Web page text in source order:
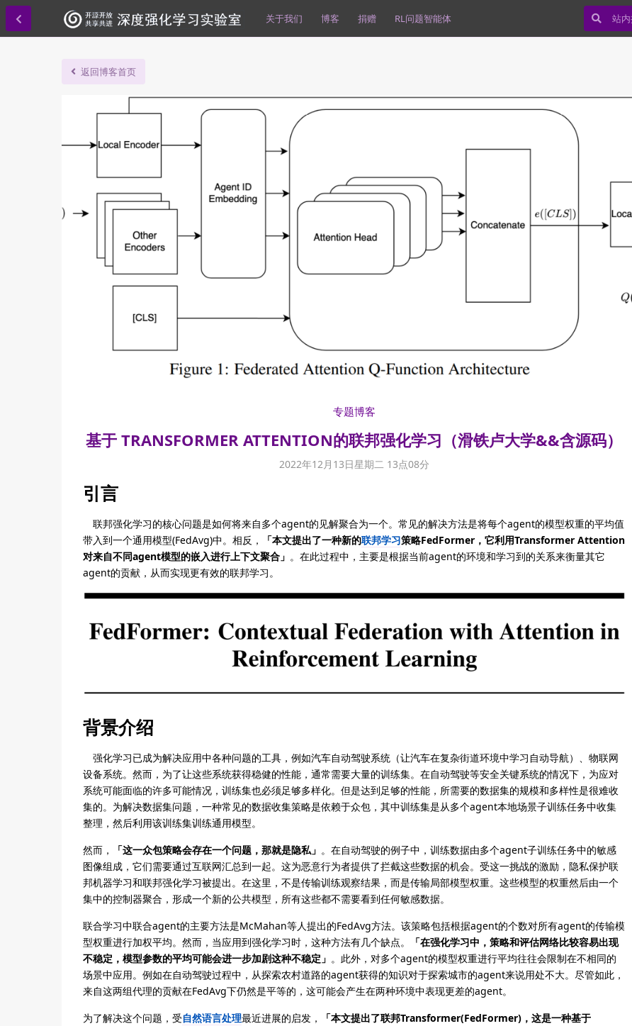
关于我们 博客 捐赠 RL问题智能体
返回博客首页
专题博客
基于 TRANSFORMER ATTENTION的联邦强化学习（滑铁卢大学&&含源码）
2022年12月13日星期二 13点08分
引言
联邦强化学习的核心问题是如何将来自多个agent的见解聚合为一个。常见的解决方法是将每个agent的模型权重的平均值
带入到一个通用模型(FedAvg)中。相反，
「本文提出了一种新的联邦学习策略FedFormer，它利用Transformer Attention
对来自不同agent模型的嵌入进行上下文聚合」 。在此过程中，主要是根据当前agent的环境和学习到的关系来衡量其它
agent的贡献，从而实现更有效的联邦学习。
背景介绍
强化学习已成为解决应用中各种问题的工具，例如汽车自动驾驶系统（让汽车在复杂街道环境中学习自动导航）、物联网
设备系统。然而，为了让这些系统获得稳健的性能，通常需要大量的训练集。在自动驾驶等安全关键系统的情况下，为应对
系统可能面临的许多可能情况，训练集也必须足够多样化。但是达到足够的性能，所需要的数据集的规模和多样性是很难收
集的。为解决数据集问题，一种常见的数据收集策略是依赖于众包，其中训练集是从多个agent本地场景子训练任务中收集
整理，然后利用该训练集训练通用模型。
然而，
「这一众包策略会存在一个问题，那就是隐私」 。在自动驾驶的例子中，训练数据由多个agent子训练任务中的敏感
图像组成，它们需要通过互联网汇总到一起。这为恶意行为者提供了拦截这些数据的机会。受这一挑战的激励，隐私保护联
邦机器学习和联邦强化学习被提出。在这里，不是传输训练观察结果，而是传输局部模型权重。这些模型的权重然后由一个
集中的控制器聚合，形成一个新的公共模型，所有这些都不需要看到任何敏感数据。
联合学习中联合agent的主要方法是McMahan等人提出的FedAvg方法。该策略包括根据agent的个数对所有agent的传输模
型权重进行加权平均。然而，当应用到强化学习时，这种方法有几个缺点。
「在强化学习中，策略和评估网络比较容易出现
不稳定，模型参数的平均可能会进一步加剧这种不稳定」 。此外，对多个agent的模型权重进行平均往往会限制在不相同的
场景中应用。例如在自动驾驶过程中，从探索农村道路的agent获得的知识对于探索城市的agent来说用处不大。尽管如此，
来自这两组代理的贡献在FedAvg下仍然是平等的，这可能会产生在两种环境中表现更差的agent。
为了解决这个问题，受自然语言处理最近进展的启发，
「本文提出了联邦Transformer(FedFormer)，这是一种基于